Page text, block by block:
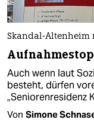
Skandal-Altenheim
Auch wenn laut
besteht, dürfen
„Seniorenresidenz
Von Simone